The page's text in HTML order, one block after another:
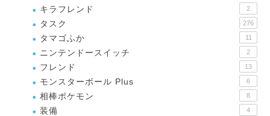
キラフレンド 2
タスク 276
タマゴふか 11
ニンテンドースイッチ 2
フレンド 13
モンスターボール Plus 6
相棒ポケモン 8
装備 4